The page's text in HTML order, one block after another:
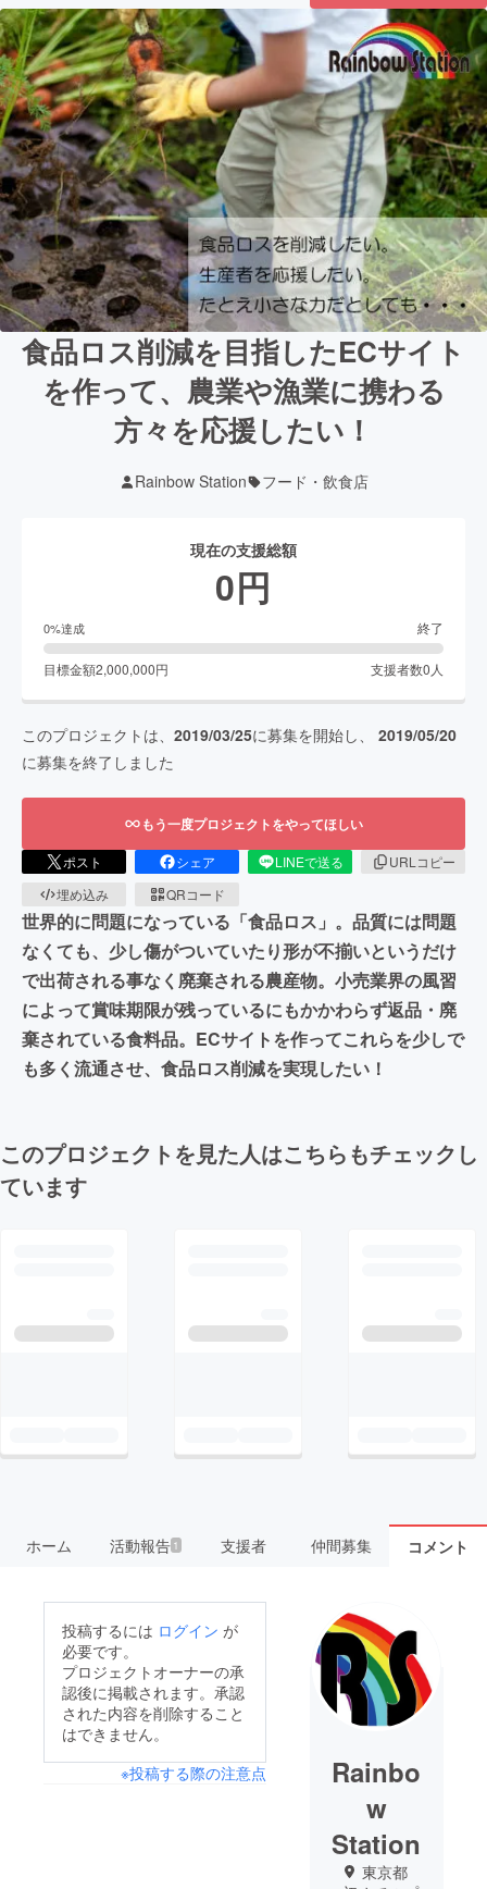
食品ロス削減を目指したECサイト
を作って、農業や漁業に携わる
方々を応援したい！
Rainbow Station フード・飲食店
現在の支援総額
0円
0%達成 終了
目標金額2,000,000円 支援者数0 人
このプロジェクトは、 2019/03/25に募集を開始し、 2019/05/20
に募集を終了しました
もう一度プロジェクトをやってほしい
ポスト シェア LINEで送る
URLコピー
埋め込み
QRコード
世界的に問題になっている「食品ロス」。品質には問題
なくても、少し傷がついていたり形が不揃いというだけ
で出荷される事なく廃棄される農産物。小売業界の風習
によって賞味期限が残っているにもかかわらず返品・廃
棄されている食料品。ECサイトを作ってこれらを少しで
も多く流通させ、食品ロス削減を実現したい！
このプロジェクトを見た人はこちらもチェックし
ています
ホーム 活動報告1 支援者 仲間募集 コメント
投稿するには ログイン が
必要です。
プロジェクトオーナーの承
認後に掲載されます。承認
された内容を削除すること
はできません。
※投稿する際の注意点
Rainbo
w
Station
東京都